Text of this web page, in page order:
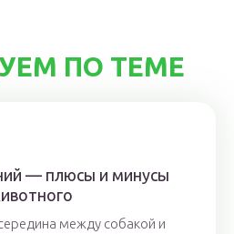
ПО ТЕМЕ
— плюсы и минусы
между собакой и